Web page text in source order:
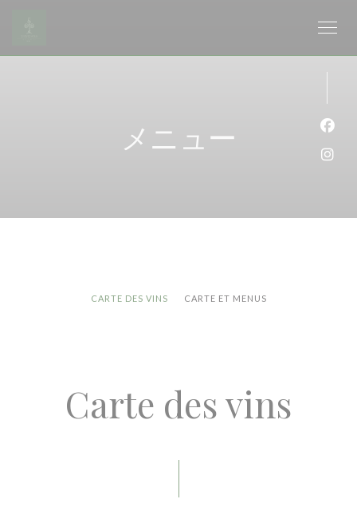
メニュー
CARTE DES VINS CARTE ET MENUS
Carte des vins